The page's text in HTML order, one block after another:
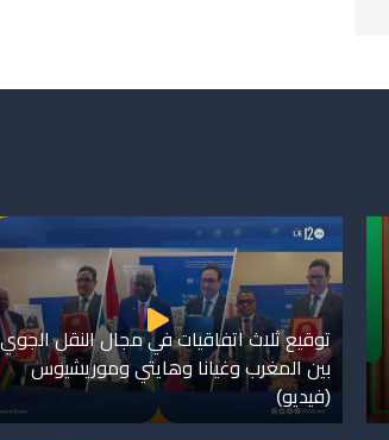
توقيع ثلاث اتفاقيات في مجال النقل الجوي
بين المغرب وغيانا وهايتي وموريشيوس
(فيديو)